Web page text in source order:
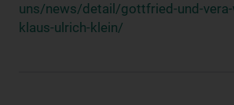
uns/news/detail/gottfried-und-
klaus-ulrich-klein/